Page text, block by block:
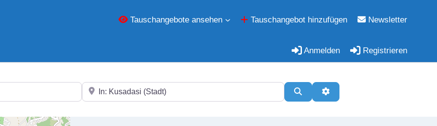
Tauschangebote ansehen Tauschangebot hinzufügen Newsletter
Anmelden Registrieren
In der Nähe SuchenErweiterte Filter